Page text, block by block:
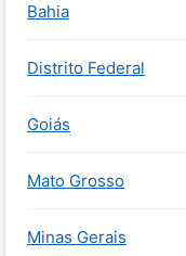
Bahia
Distrito Federal
Goiás
Mato Grosso
Minas Gerais